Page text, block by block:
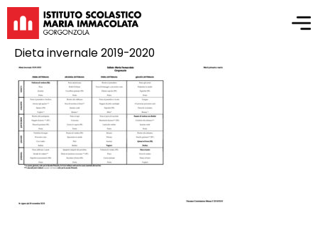
Dieta invernale 2019-2020